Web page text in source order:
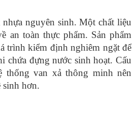
nguyên sinh. Một chất liệu
an toàn thực phẩm. Sản phẩm
trình kiểm định nghiêm ngặt để
chứa đựng nước sinh hoạt. Cấu
thống van xả thông minh nên
sinh hơn.